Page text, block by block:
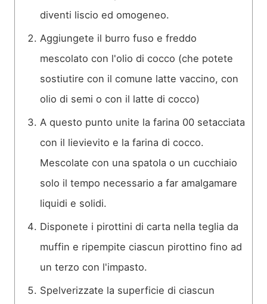
diventi liscio ed omogeneo.
Aggiungete il burro fuso e freddo
mescolato con l'olio di cocco (che potete
sostiutire con il comune latte vaccino, con
olio di semi o con il latte di cocco)
A questo punto unite la farina 00 setacciata
con il lievievito e la farina di cocco.
Mescolate con una spatola o un cucchiaio
solo il tempo necessario a far amalgamare
liquidi e solidi.
Disponete i pirottini di carta nella teglia da
muffin e ripempite ciascun pirottino fino ad
un terzo con l'impasto.
Spelverizzate la superficie di ciascun